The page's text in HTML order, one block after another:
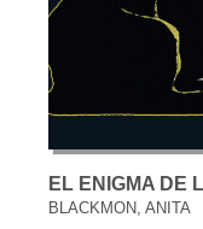
EL ENIGMA DE
BLACKMON, ANITA